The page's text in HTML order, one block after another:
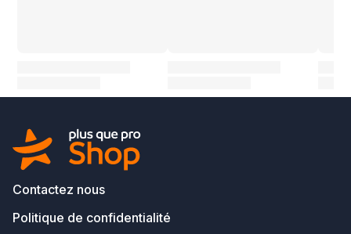
Contactez nous
Politique de confidentialité